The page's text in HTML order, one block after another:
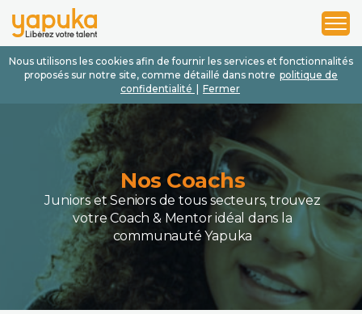
Nous utilisons les cookies afin de fournir les services et fonctionnalités
proposés sur notre site, comme détaillé dans notre politique de
confidentialité
Fermer
1
2
3
Nos Coachs
Juniors et Seniors de tous secteurs, trouvez
votre Coach & Mentor idéal dans la
communauté Yapuka